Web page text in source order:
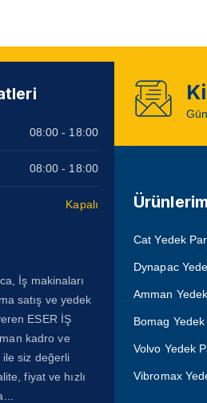
08:00 - 18:00
08:00 - 18:00
Kapalı
İş makinaları
satış ve yedek
ESER İŞ
kadro ve
siz değerli
fiyat ve hızlı
Cat Yedek
Dynapac
Amman
Bomag
Volvo Yedek
Vibromax